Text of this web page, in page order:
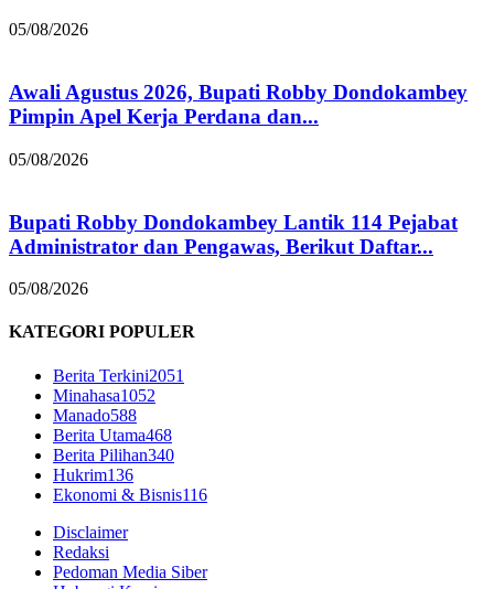
05/08/2026
Awali Agustus 2026, Bupati Robby Dondokambey
Pimpin Apel Kerja Perdana dan...
05/08/2026
Bupati Robby Dondokambey Lantik 114 Pejabat
Administrator dan Pengawas, Berikut Daftar...
05/08/2026
KATEGORI POPULER
Berita Terkini2051
Minahasa1052
Manado588
Berita Utama468
Berita Pilihan340
Hukrim136
Ekonomi & Bisnis116
Disclaimer
Redaksi
Pedoman Media Siber